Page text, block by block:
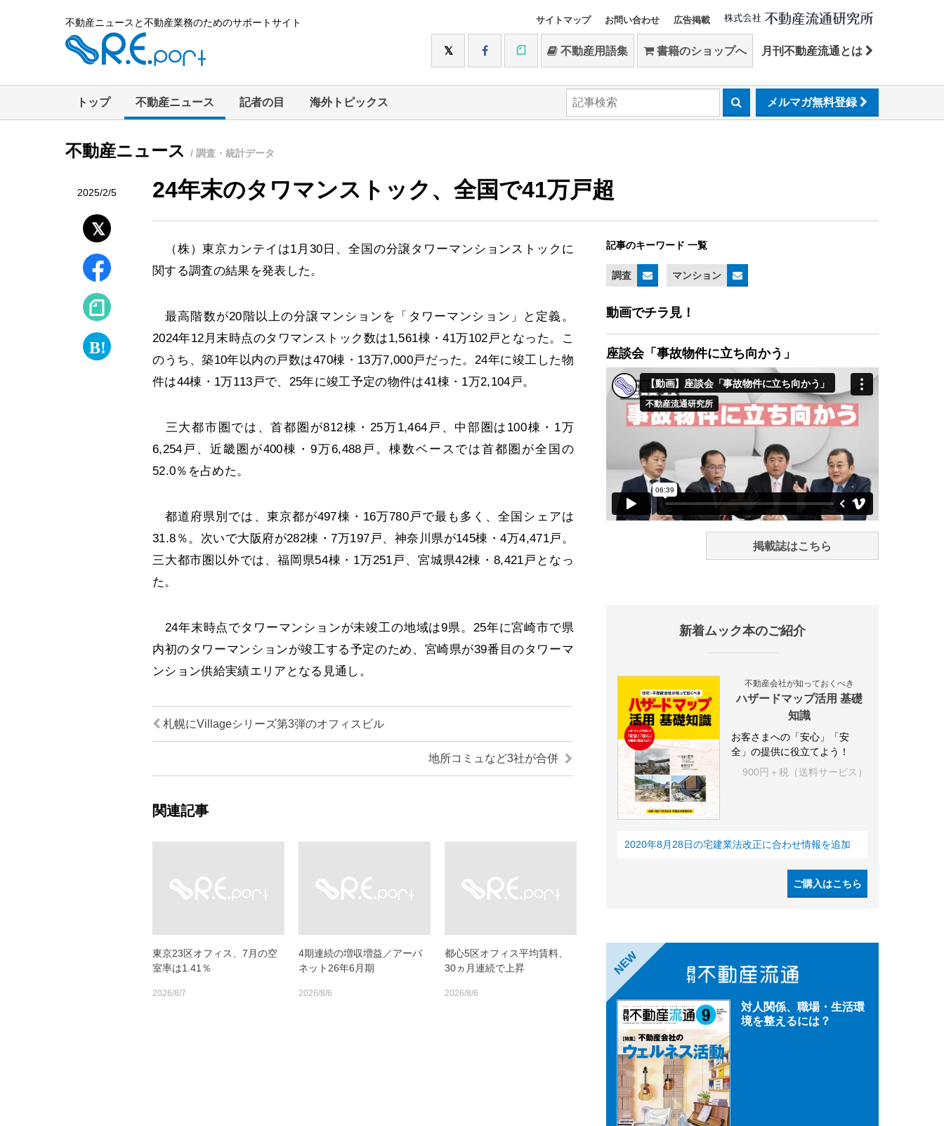
不動産ニュースと不動産業務のためのサポートサイト サイトマップ お問い合わせ 広告掲載
不動産用語集 書籍のショップへ 月刊不動産流通とは
トップ 不動産ニュース 記者の目 海外トピックス メルマガ無料登録
不動産ニュース / 調査・統計データ
2025/2/5 24年末のタワマンストック、全国で41万戸超
（株）東京カンテイは1月30日、全国の分譲タワーマンションストックに
関する調査の結果を発表した。
最高階数が20階以上の分譲マンションを「タワーマンション」と定義。
2024年12月末時点のタワマンストック数は1,561棟・41万102戸となった。こ
のうち、築10年以内の戸数は470棟・13万7,000戸だった。24年に竣工した物
件は44棟・1万113戸で、25年に竣工予定の物件は41棟・1万2,104戸。
三大都市圏では、首都圏が812棟・25万1,464戸、中部圏は100棟・1万
6,254戸、近畿圏が400棟・9万6,488戸。棟数ベースでは首都圏が全国の
52.0％を占めた。
都道府県別では、東京都が497棟・16万780戸で最も多く、全国シェアは
31.8％。次いで大阪府が282棟・7万197戸、神奈川県が145棟・4万4,471戸。
三大都市圏以外では、福岡県54棟・1万251戸、宮城県42棟・8,421戸となっ
た。
24年末時点でタワーマンションが未竣工の地域は9県。25年に宮崎市で県
内初のタワーマンションが竣工する予定のため、宮崎県が39番目のタワーマ
ンション供給実績エリアとなる見通し。
札幌にVillageシリーズ第3弾のオフィスビル
地所コミュなど3社が合併
関連記事
東京23区オフィス、7月の空
室率は1.41％
2026/8/7
4期連続の増収増益／アーバ
ネット26年6月期
2026/8/6
都心5区オフィス平均賃料、
30ヵ月連続で上昇
2026/8/6
記事のキーワード 一覧
調査 マンション
動画でチラ見！
座談会「事故物件に立ち向かう」
掲載誌はこちら
新着ムック本のご紹介
不動産会社が知っておくべき
ハザードマップ活用 基礎
知識
お客さまへの「安心」「安
全」の提供に役立てよう！
900円＋税（送料サービス）
2020年8月28日の宅建業法改正に合わせ情報を追加
ご購入はこちら
NEW
対人関係、職場・生活環
境を整えるには？